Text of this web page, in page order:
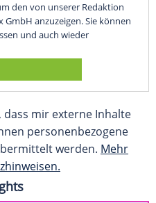
den von unserer Redaktion
anzuzeigen. Sie können
und auch wieder
mir externe Inhalte
personenbezogene
werden. Mehr